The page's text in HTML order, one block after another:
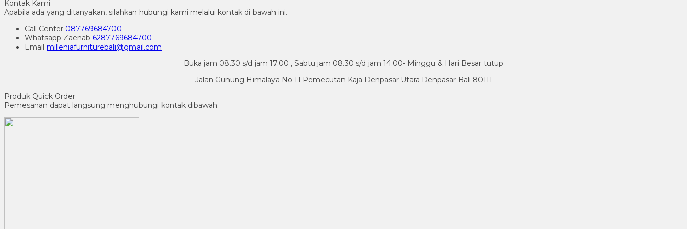
Kontak Kami
Apabila ada yang ditanyakan, silahkan hubungi kami melalui kontak di bawah ini.
Call Center 087769684700
Whatsapp Zaenab 6287769684700
Email milleniafurniturebali@gmail.com
Buka jam 08.30 s/d jam 17.00 , Sabtu jam 08.30 s/d jam 14.00- Minggu & Hari Besar tutup
Jalan Gunung Himalaya No 11 Pemecutan Kaja Denpasar Utara Denpasar Bali 80111
Produk Quick Order
Pemesanan dapat langsung menghubungi kontak dibawah: